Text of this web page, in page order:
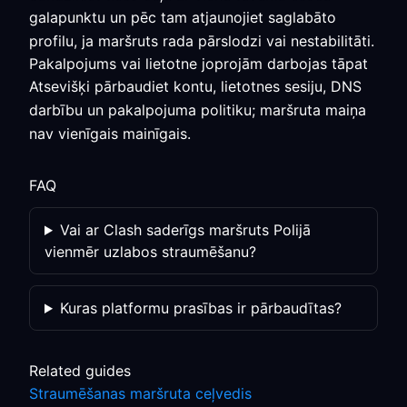
galapunktu un pēc tam atjaunojiet saglabāto
profilu, ja maršruts rada pārslodzi vai nestabilitāti.
Pakalpojums vai lietotne joprojām darbojas tāpat
Atsevišķi pārbaudiet kontu, lietotnes sesiju, DNS
darbību un pakalpojuma politiku; maršruta maiņa
nav vienīgais mainīgais.
FAQ
Vai ar Clash saderīgs maršruts Polijā
vienmēr uzlabos straumēšanu?
Kuras platformu prasības ir pārbaudītas?
Related guides
Straumēšanas maršruta ceļvedis